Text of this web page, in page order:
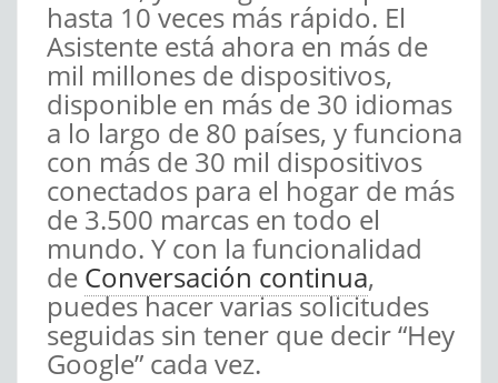
hasta 10 veces más rápido. El
Asistente está ahora en más de
mil millones de dispositivos,
disponible en más de 30 idiomas
a lo largo de 80 países, y funciona
con más de 30 mil dispositivos
conectados para el hogar de más
de 3.500 marcas en todo el
mundo. Y con la funcionalidad
de Conversación continua,
puedes hacer varias solicitudes
seguidas sin tener que decir “Hey
Google” cada vez.